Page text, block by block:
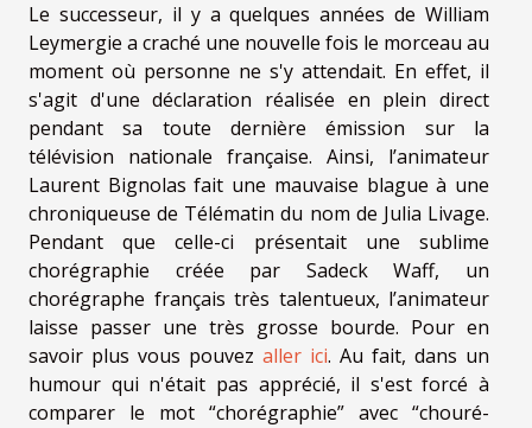
Le successeur, il y a quelques années de William
Leymergie a craché une nouvelle fois le morceau au
moment où personne ne s'y attendait. En effet, il
s'agit d'une déclaration réalisée en plein direct
pendant sa toute dernière émission sur la
télévision nationale française. Ainsi, l’animateur
Laurent Bignolas fait une mauvaise blague à une
chroniqueuse de Télématin du nom de Julia Livage.
Pendant que celle-ci présentait une sublime
chorégraphie créée par Sadeck Waff, un
chorégraphe français très talentueux, l’animateur
laisse passer une très grosse bourde. Pour en
savoir plus vous pouvez aller ici. Au fait, dans un
humour qui n'était pas apprécié, il s'est forcé à
comparer le mot “chorégraphie” avec “chouré-